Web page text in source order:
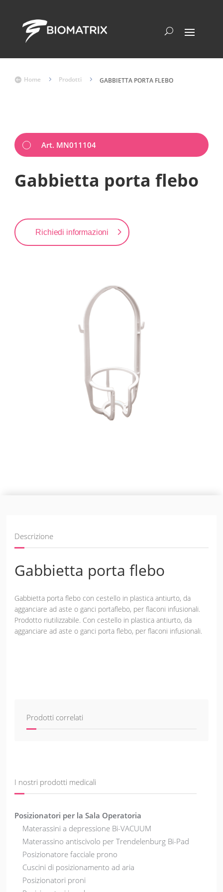
 Home 5 Prodotti 5 GABBIETTA PORTA FLEBO
Art. MN011104
Gabbietta porta flebo
Richiedi informazioni
I nostri prodotti medicali
Posizionatori per la Sala Operatoria
Materassini a depressione Bi-VACUUM
Materassino antiscivolo per Trendelenburg Bi-Pad
Posizionatore facciale prono
Cuscini di posizionamento ad aria
Posizionatori proni
Descrizione
Gabbietta porta flebo
Gabbietta porta flebo con cestello in plastica antiurto, da
agganciare ad aste o ganci portaflebo, per flaconi infusionali.
Prodotto riutilizzabile. Con cestello in plastica antiurto, da
agganciare ad aste o ganci porta flebo, per flaconi infusionali.
Prodotti correlati